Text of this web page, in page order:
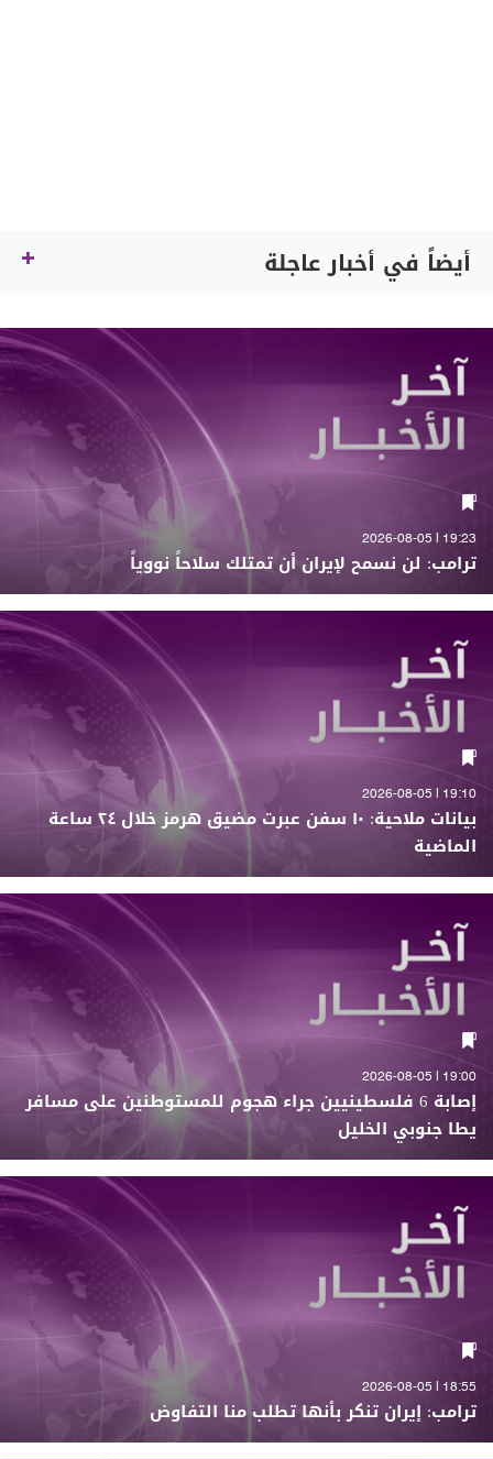
أيضاً في أخبار عاجلة
19:23 | 2026-08-05
ترامب: لن نسمح لإيران أن تمتلك سلاحاً نووياً
19:10 | 2026-08-05
بيانات ملاحية: ١٠ سفن عبرت مضيق هرمز خلال ٢٤ ساعة
الماضية
19:00 | 2026-08-05
إصابة 6 فلسطينيين جراء هجوم للمستوطنين على مسافر
يطا جنوبي الخليل
18:55 | 2026-08-05
ترامب: إيران تنكر بأنها تطلب منا التفاوض